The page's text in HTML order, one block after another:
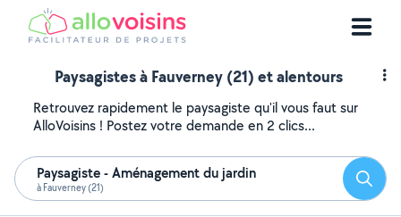
Paysagistes à Fauverney (21) et alentours
Retrouvez rapidement le paysagiste qu'il vous faut sur
AlloVoisins ! Postez votre demande en 2 clics...
Paysagiste - Aménagement du jardin
à Fauverney (21)